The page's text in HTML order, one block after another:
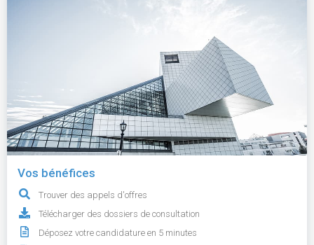
Vos bénéfices
Trouver des appels d'offres
Télécharger des dossiers de consultation
Déposez votre candidature en 5 minutes